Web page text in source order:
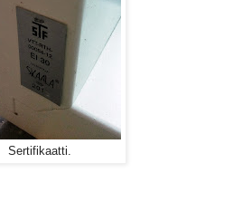
Sertifikaatti.